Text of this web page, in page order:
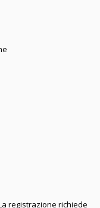
registrazione richiede